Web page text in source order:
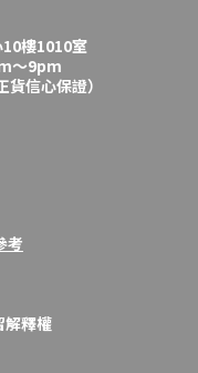
樓1010室
～9pm
信心保證）
考
釋權